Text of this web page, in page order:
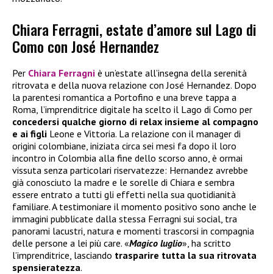
Chiara Ferragni, estate d’amore sul Lago di
Como con José Hernandez
Per Chiara Ferragni è un’estate all’insegna della serenità
ritrovata e della nuova relazione con José Hernandez. Dopo
la parentesi romantica a Portofino e una breve tappa a
Roma, l’imprenditrice digitale ha scelto il Lago di Como per
concedersi qualche giorno di relax insieme al compagno
e ai figli Leone e Vittoria. La relazione con il manager di
origini colombiane, iniziata circa sei mesi fa dopo il loro
incontro in Colombia alla fine dello scorso anno, è ormai
vissuta senza particolari riservatezze: Hernandez avrebbe
già conosciuto la madre e le sorelle di Chiara e sembra
essere entrato a tutti gli effetti nella sua quotidianità
familiare. A testimoniare il momento positivo sono anche le
immagini pubblicate dalla stessa Ferragni sui social, tra
panorami lacustri, natura e momenti trascorsi in compagnia
delle persone a lei più care. «Magico luglio», ha scritto
l’imprenditrice, lasciando trasparire tutta la sua ritrovata
spensieratezza.